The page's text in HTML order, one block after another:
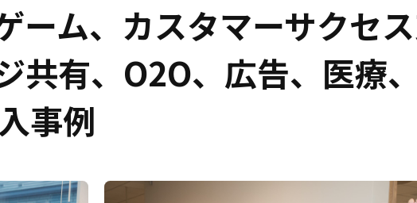
・Commune Voice ・
信頼を醸成する信頼起点経営基盤
・Commune CRM（旧：
SuccessHub）
社内コミュニケーションの変革を支援
ーム、カスタマーサクセ
共有、O2O、広告、医療
事例